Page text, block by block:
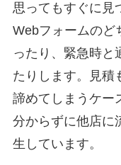
思ってもすぐに見
Webフォームのど
ったり、緊急時と
たりします。見積
諦めてしまうケー
分からずに他店に
生しています。